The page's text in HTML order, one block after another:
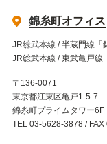
錦糸町オフィス
JR総武本線 / 半蔵門線「
JR総武本線 / 東武亀戸線
〒136-0071
東京都江東区亀戸1-5-7
錦糸町プライムタワー6F
TEL 03-5628-3878 /